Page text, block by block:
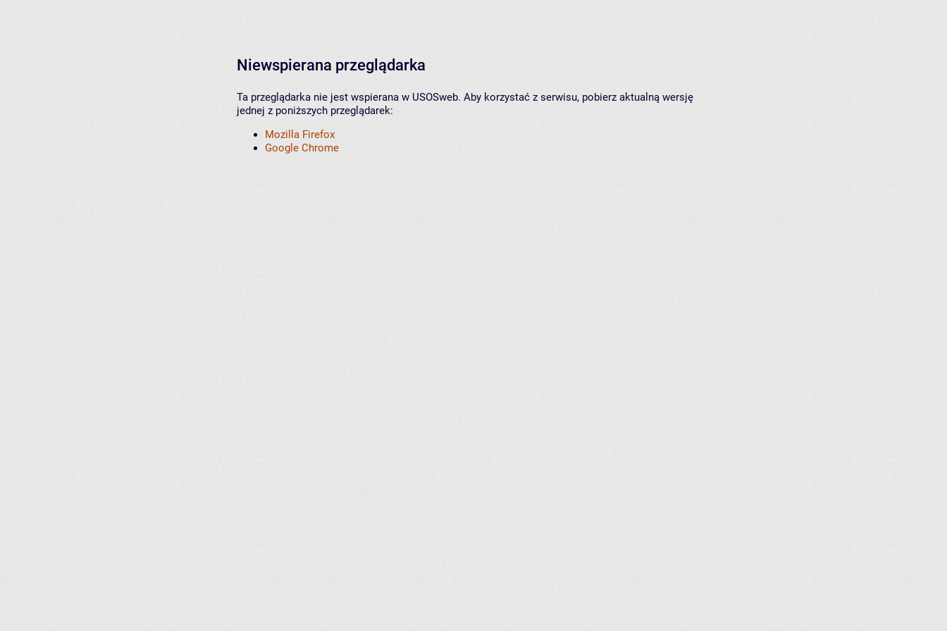
Niewspierana przeglądarka
Ta przeglądarka nie jest wspierana w USOSweb. Aby korzystać z serwisu, pobierz aktualną wersję
jednej z poniższych przeglądarek:
Mozilla Firefox
Google Chrome